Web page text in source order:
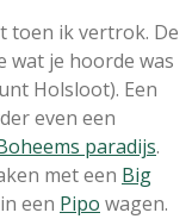
toen ik vertrok. De
wat je hoorde was
Holsloot). Een
even een
paradijs.
met een Big
een Pipo wagen.